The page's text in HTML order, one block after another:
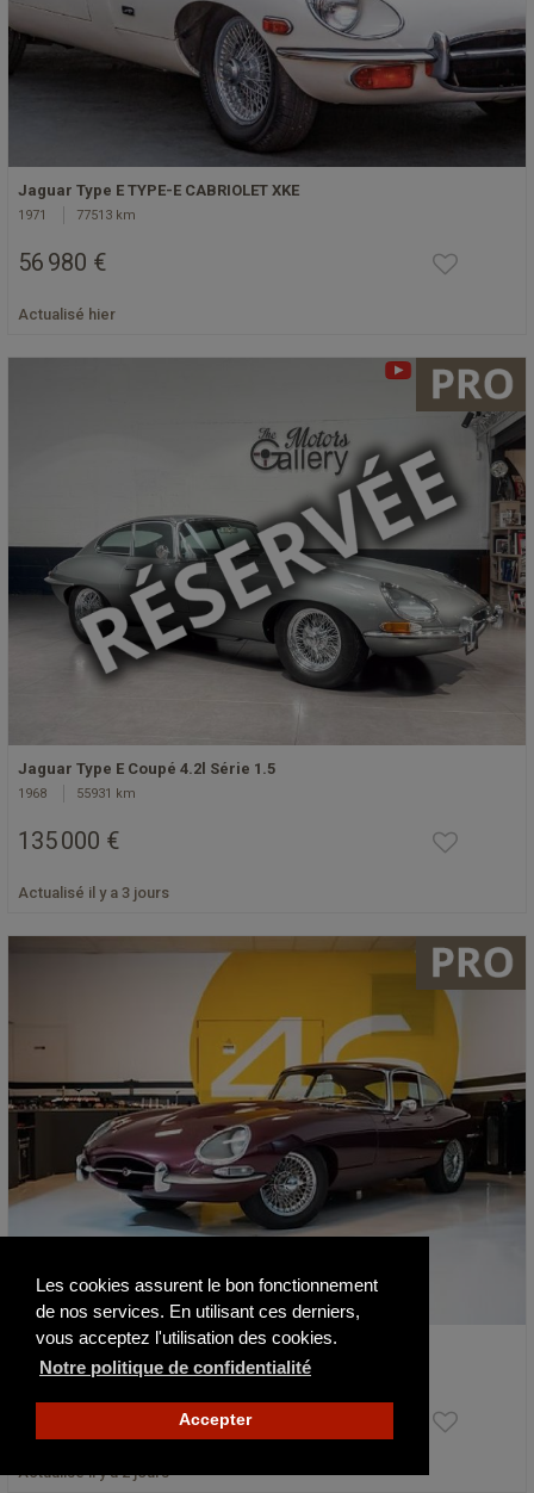
Les cookies assurent le bon fonctionnement
de nos services. En utilisant ces derniers,
vous acceptez l'utilisation des cookies.
Notre politique de confidentialité
Accepter
Jaguar Type E TYPE-E CABRIOLET XKE
1971 77513 km
56 980 €
Actualisé hier
Jaguar Type E Coupé 4.2l Série 1.5
1968 55931 km
135 000 €
Actualisé il y a 3 jours
Jaguar Type E Coupé S1 4.2
1966 8482 km
Actualisé il y a 2 jours